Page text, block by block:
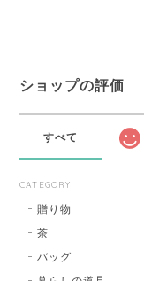
ショップの評価
すべて
CATEGORY
贈り物
茶
バッグ